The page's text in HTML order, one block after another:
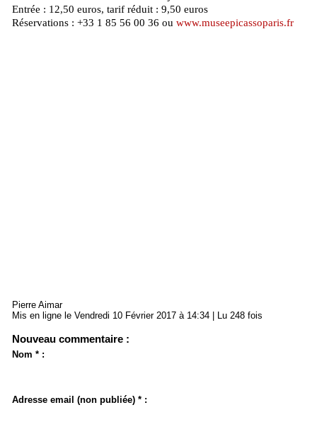
Entrée : 12,50 euros, tarif réduit : 9,50 euros
Réservations : +33 1 85 56 00 36 ou www.museepicassoparis.fr
Pierre Aimar
Mis en ligne le Vendredi 10 Février 2017 à 14:34 | Lu 248 fois
Nouveau commentaire :
Nom * :
Adresse email (non publiée) * :